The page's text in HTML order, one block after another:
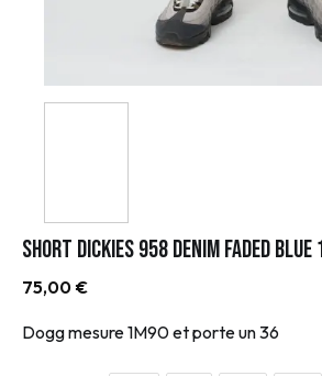
Short Dickies 958 Denim Faded Blue
75,00 €
Dogg mesure 1M90 et porte un 36